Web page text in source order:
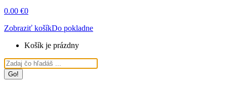
0.00 €0
Zobraziť košíkDo pokladne
Košík je prázdny
Search: